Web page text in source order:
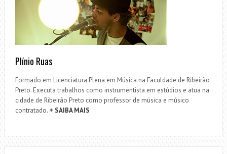
Plínio Ruas
Formado em Licenciatura Plena em Música na Faculdade de Ribeirão
Preto. Executa trabalhos como instrumentista em estúdios e atua na
cidade de Ribeirão Preto como professor de música e músico
contratado. + SAIBA MAIS